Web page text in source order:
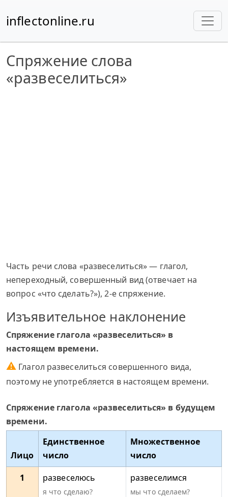
inflectonline.ru
Спряжение слова
«развеселиться»
Часть речи слова «развеселиться» — глагол,
непереходный, совершенный вид (отвечает на
вопрос «что сделать?»), 2-е спряжение.
Изъявительное наклонение
Спряжение глагола «развеселиться» в
настоящем времени.
⚠ Глагол развеселиться совершенного вида,
поэтому не употребляется в настоящем времени.
Спряжение глагола «развеселиться» в будущем
времени.
Лицо
Единственное
число
Множественное
число
1
развеселюсь
я что сделаю?
развеселимся
мы что сделаем?